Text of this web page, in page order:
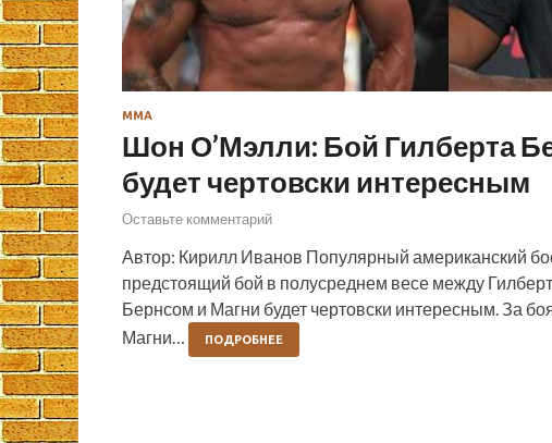
ММА
Шон О’Мэлли: Бой Гилберта
будет чертовски интересным
Оставьте комментарий
Автор: Кирилл Иванов Популярный американский
предстоящий бой в полусреднем весе между
Бернсом и Магни будет чертовски интересным. За
Магни…
ПОДРОБНЕЕ